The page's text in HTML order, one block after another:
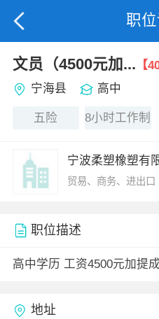
职
文员（4500元加... 【
宁海县
高中
五险 8小时工作制
宁波柔塑橡塑有
贸易、商务、进出口
职位描述
高中学历 工资4500元加提成
地址